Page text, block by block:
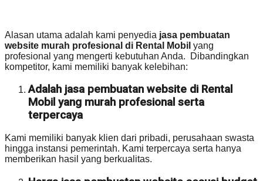
Alasan utama adalah kami penyedia jasa pembuatan
website murah profesional di Rental Mobil yang
profesional yang mengerti kebutuhan Anda. Dibandingkan
kompetitor, kami memiliki banyak kelebihan:
Adalah jasa pembuatan website di Rental
Mobil yang murah profesional serta
terpercaya
Kami memiliki banyak klien dari pribadi, perusahaan swasta
hingga instansi pemerintah. Kami terpercaya serta hanya
memberikan hasil yang berkualitas.